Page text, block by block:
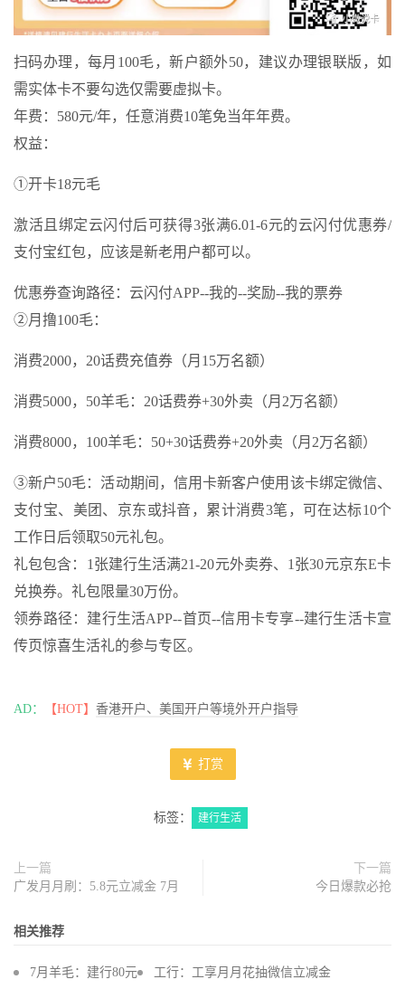
扫码办理，每月100毛，新户额外50，建议办理银联版，如
需实体卡不要勾选仅需要虚拟卡。
年费：580元/年，任意消费10笔免当年年费。
权益：
①开卡18元毛
激活且绑定云闪付后可获得3张满6.01-6元的云闪付优惠券/
支付宝红包，应该是新老用户都可以。
优惠券查询路径：云闪付APP--我的--奖励--我的票券
②月撸100毛：
消费2000，20话费充值券（月15万名额）
消费5000，50羊毛：20话费券+30外卖（月2万名额）
消费8000，100羊毛：50+30话费券+20外卖（月2万名额）
③新户50毛：活动期间，信用卡新客户使用该卡绑定微信、
支付宝、美团、京东或抖音，累计消费3笔，可在达标10个
工作日后领取50元礼包。
礼包包含：1张建行生活满21-20元外卖券、1张30元京东E卡
兑换券。礼包限量30万份。
领券路径：建行生活APP--首页--信用卡专享--建行生活卡宣
传页惊喜生活礼的参与专区。
AD： 【HOT】 香港开户、美国开户等境外开户指导
打赏
标签： 建行生活
上一篇
广发月月刷：5.8元立减金 7月
下一篇
今日爆款必抢
相关推荐
7月羊毛：建行80元 工行：工享月月花抽微信立减金